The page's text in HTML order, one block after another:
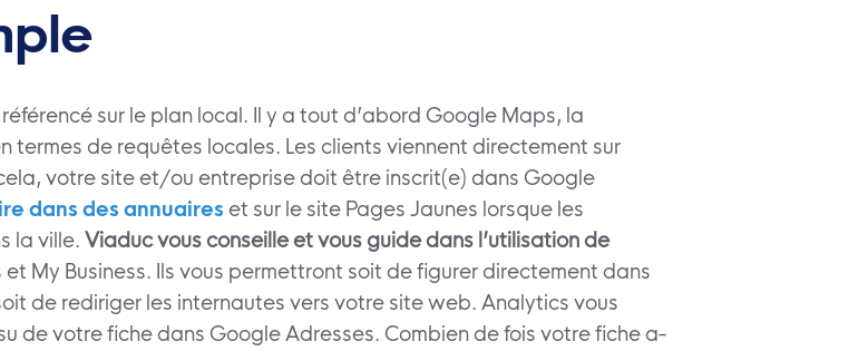
sur le plan local. Il y a tout d’abord Google Maps, la
termes de requêtes locales. Les clients viennent directement sur
votre site et/ou entreprise doit être inscrit(e) dans Google
dans des annuaires et sur le site Pages Jaunes lorsque les
la ville.Viaduc vous conseille et vous guide dans l’utilisation de
My Business. Ils vous permettront soit de figurer directement dans
de rediriger les internautes vers votre site web. Analytics vous
de votre fiche dans Google Adresses. Combien de fois votre fiche a-